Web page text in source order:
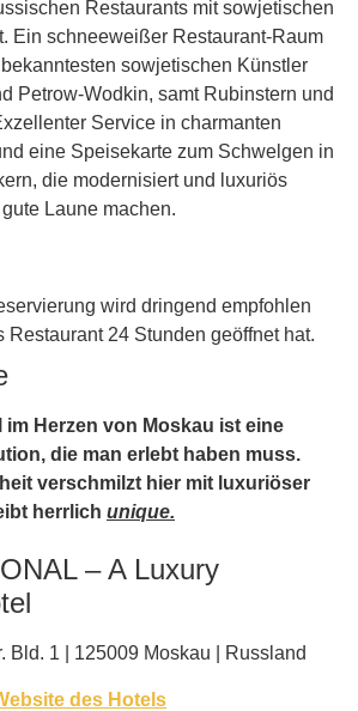
Restaurants mit sowjetischen
Ein schneeweißer Restaurant-Raum
sowjetischen Künstler
Petrow-Wodkin, samt Rubinstern und
Service in charmanten
eine Speisekarte zum Schwelgen in
die modernisiert und luxuriös
Laune machen.
wird dringend empfohlen
Restaurant 24 Stunden geöffnet hat.
im Herzen von Moskau ist eine
die man erlebt haben muss.
verschmilzt hier mit luxuriöser
herrlich unique.
– A Luxury
Bld. 1 | 125009 Moskau | Russland
des Hotels